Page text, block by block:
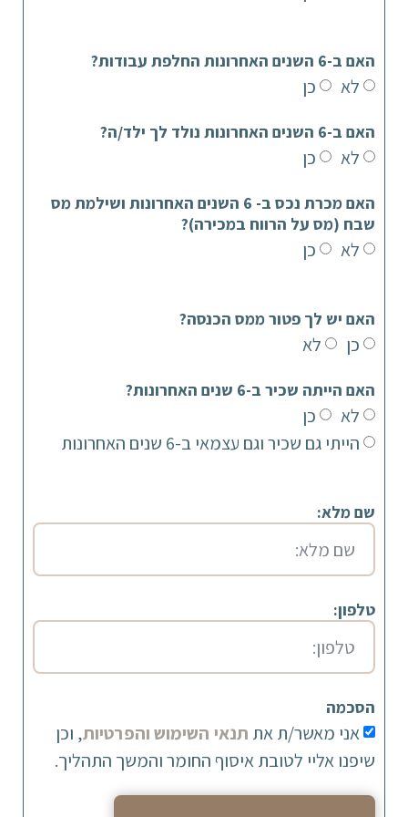
האם ב-6 השנים האחרונות החלפת עבודות?
לא כן
האם ב-6 השנים האחרונות נולד לך ילד/ה?
לא כן
האם מכרת נכס ב- 6 השנים האחרונות ושילמת מס
שבח (מס על הרווח במכירה)?
לא כן
האם יש לך פטור ממס הכנסה?
כן לא
האם הייתה שכיר ב-6 שנים האחרונות?
לא
כן
הייתי גם שכיר וגם עצמאי ב-6 שנים האחרונות
שם מלא:
טלפון:
הסכמה
אני מאשר/ת את תנאי השימוש והפרטיות, וכן
שיפנו אליי לטובת איסוף החומר והמשך התהליך.